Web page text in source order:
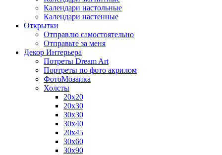
Календари настольные
Календари настенные
Открытки
Отправлю самостоятельно
Отправьте за меня
Декор Интерьера
Потреты Dream Art
Портреты по фото акрилом
ФотоМозаика
Холсты
20х20
20х30
30х30
30х40
20х45
30х60
30х90